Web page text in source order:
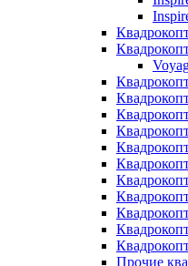
Прочие